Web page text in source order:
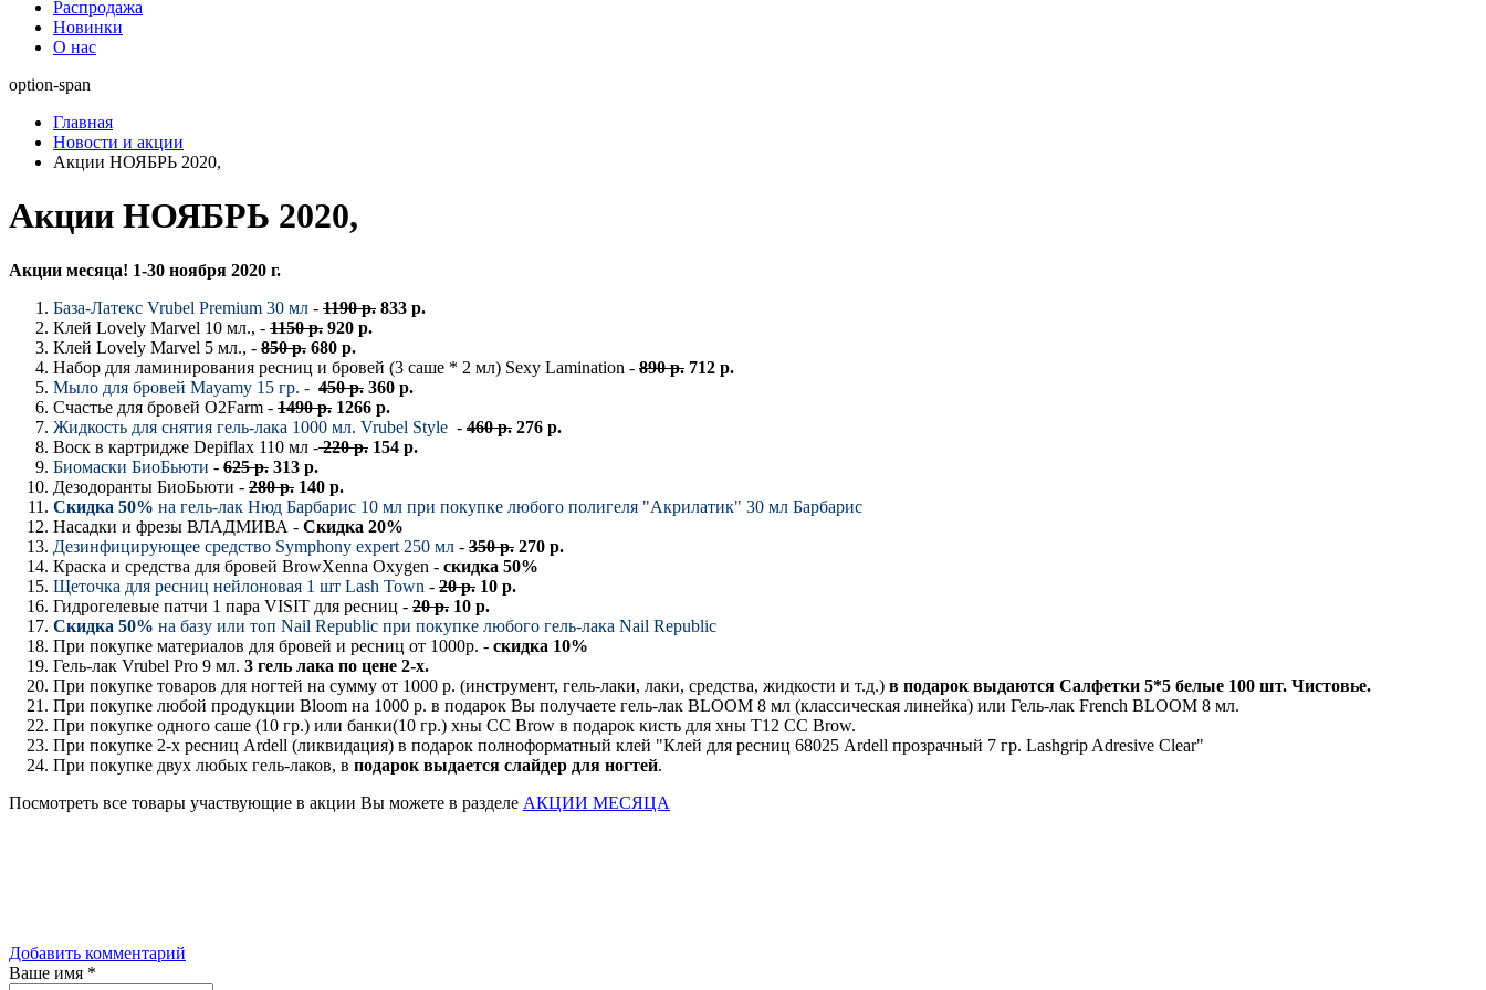
Распродажа
Новинки
О нас
option-span
Главная
Новости и акции
Акции НОЯБРЬ 2020,
Акции НОЯБРЬ 2020,
Акции месяца! 1-30 ноября 2020 г.
База-Латекс Vrubel Premium 30 мл - 1190 р. 833 р.
Клей Lovely Marvel 10 мл., - 1150 р. 920 р.
Клей Lovely Marvel 5 мл., - 850 р. 680 р.
Набор для ламинирования ресниц и бровей (3 саше * 2 мл) Sexy Lamination - 890 р. 712 р.
Мыло для бровей Mayamy 15 гр. - 450 р. 360 р.
Счастье для бровей O2Farm - 1490 р. 1266 р.
Жидкость для снятия гель-лака 1000 мл. Vrubel Style - 460 р. 276 р.
Воск в картридже Depiflax 110 мл -220 р. 154 р.
Биомаски БиоБьюти - 625 р. 313 р.
Дезодоранты БиоБьюти - 280 р. 140 р.
Скидка 50% на гель-лак Нюд Барбарис 10 мл при покупке любого полигеля "Акрилатик" 30 мл Барбарис
Насадки и фрезы ВЛАДМИВА - Скидка 20%
Дезинфицирующее средство Symphony expert 250 мл - 350 р. 270 р.
Краска и средства для бровей BrowXenna Oxygen - скидка 50%
Щеточка для ресниц нейлоновая 1 шт Lash Town - 20 р. 10 р.
Гидрогелевые патчи 1 пара VISIT для ресниц - 20 р. 10 р.
Скидка 50% на базу или топ Nail Republic при покупке любого гель-лака Nail Republic
При покупке материалов для бровей и ресниц от 1000р. - скидка 10%
Гель-лак Vrubel Pro 9 мл. 3 гель лака по цене 2-х.
При покупке товаров для ногтей на сумму от 1000 р. (инструмент, гель-лаки, лаки, средства, жидкости и т.д.) в подарок выдаются Салфетки 5*5 белые 100 шт. Чистовье.
При покупке любой продукции Bloom на 1000 р. в подарок Вы получаете гель-лак BLOOM 8 мл (классическая линейка) или Гель-лак French BLOOM 8 мл.
При покупке одного саше (10 гр.) или банки(10 гр.) хны CC Brow в подарок кисть для хны T12 СС Brow.
При покупке 2-х ресниц Ardell (ликвидация) в подарок полноформатный клей "Клей для ресниц 68025 Ardell прозрачный 7 гр. Lashgrip Adresive Clear"
При покупке двух любых гель-лаков, в подарок выдается слайдер для ногтей.
Посмотреть все товары участвующие в акции Вы можете в разделе АКЦИИ МЕСЯЦА
Добавить комментарий
Ваше имя *